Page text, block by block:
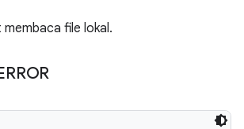
file lokal.